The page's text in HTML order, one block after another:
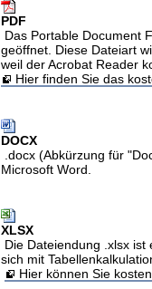
PDF
Das Portable Document
geöffnet. Diese Dateiart
weil der Acrobat Reader
Hier finden Sie das
DOCX
.docx (Abkürzung für
Microsoft Word.
XLSX
Die Dateiendung .xlsx ist
sich mit
Hier können Sie